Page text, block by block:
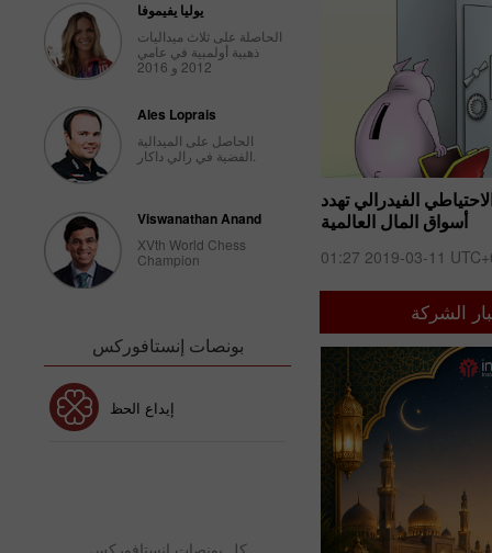
الولايات
03-07 UTC+00
الفيدرالي تهدد
أسواق المال العالمية
01:27 2019-03-11
الشركة
يوليا يفيموفا
الحاصلة على ثلاث ميداليات
ذهبية أولمبية في عامي
2012 و 2016
Ales Loprais
الحاصل على الميدالية
Viswanathan Anand
XVth World Chess
Champion
بونصات إنستافوركس
إيداع الحظ بونص 30٪
بونص نادي إنستافوركس
كل بونصات إنستافوركس